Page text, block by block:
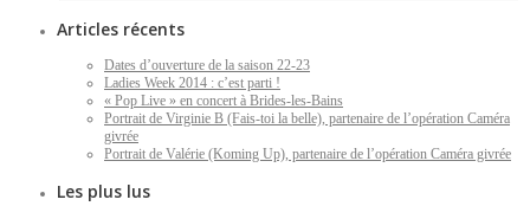
Articles récents
Dates d’ouverture de la saison 22-23
Ladies Week 2014 : c’est parti !
« Pop Live » en concert à Brides-les-Bains
Portrait de Virginie B (Fais-toi la belle), partenaire de l’opération Caméra
givrée
Portrait de Valérie (Koming Up), partenaire de l’opération Caméra givrée
Les plus lus